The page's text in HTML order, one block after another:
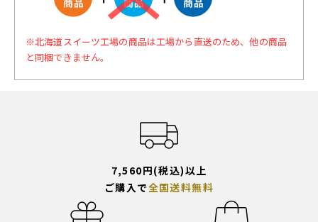
※北海道スイーツ工場の商品は工場から直送のため、他の商品
と同梱できません。
7,560円(税込)以上
ご購入で全国送料無料